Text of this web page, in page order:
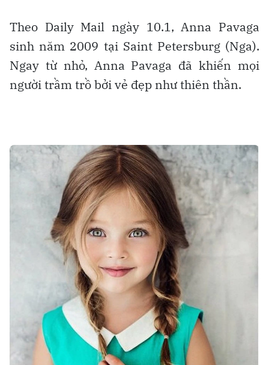
Theo Daily Mail ngày 10.1, Anna Pavaga
sinh năm 2009 tại Saint Petersburg (Nga).
Ngay từ nhỏ, Anna Pavaga đã khiến mọi
người trầm trồ bởi vẻ đẹp như thiên thần.